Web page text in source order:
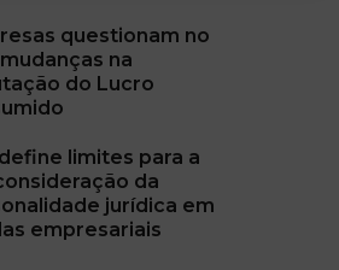
questionam no
na
do Lucro
limites para a
da
jurídica em
empresariais